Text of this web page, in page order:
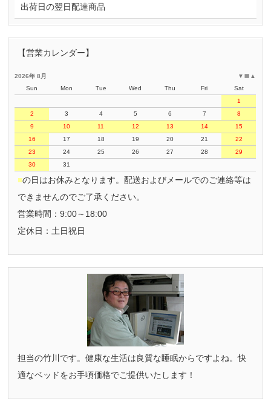
出荷日の翌日配達商品
【営業カレンダー】
▲
〓
▼
2026年 8月
Sun
Mon Tue Wed Thu Fri
Sat
1
2
3 4 5 6 7
8
9
10 11 12 13 14
15
16
17 18 19 20 21
22
23
24 25 26 27 28
29
30
31
■の日はお休みとなります。配送およびメールでのご連絡等は
できませんのでご了承ください。
営業時間：9:00～18:00
定休日：土日祝日
担当の竹川です。健康な生活は良質な睡眠からですよね。快
適なベッドをお手頃価格でご提供いたします！